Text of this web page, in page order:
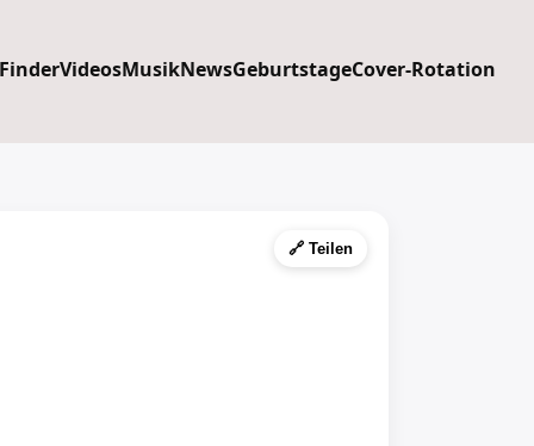
VideosMusikNewsGeburtstageCover-Rotation
🔗 Teilen